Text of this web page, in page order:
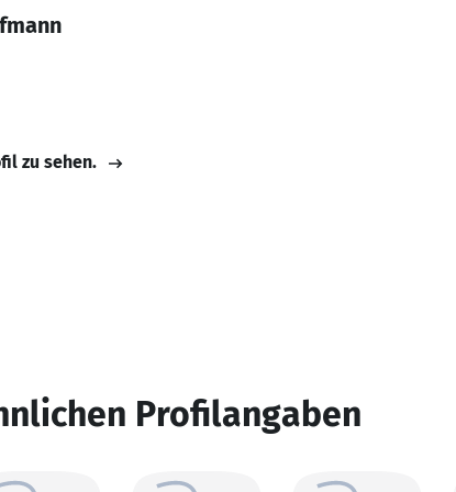
zu sehen.
Profilangaben